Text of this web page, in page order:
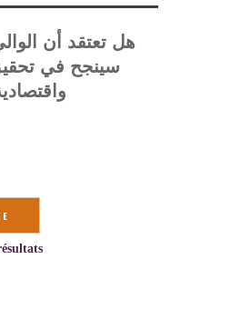
هل تعتقد أن
سينجح في